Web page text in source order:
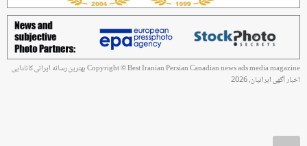
Copyright © Best Iranian Persian Canadian news ads media magazine بهترین رسانه ایرانی کانادایی
اخبار آگهی ایرانیان, 2026